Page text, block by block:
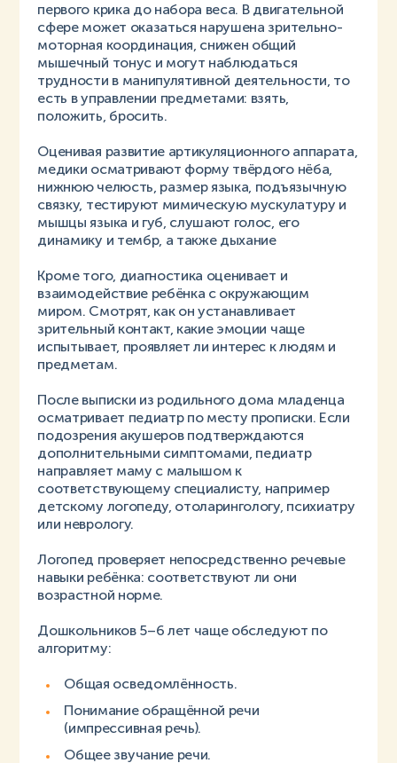
первого крика до набора веса. В двигательной
сфере может оказаться нарушена зрительно-
моторная координация, снижен общий
мышечный тонус и могут наблюдаться
трудности в манипулятивной деятельности, то
есть в управлении предметами: взять,
положить, бросить.
Оценивая развитие артикуляционного аппарата,
медики осматривают форму твёрдого нёба,
нижнюю челюсть, размер языка, подъязычную
связку, тестируют мимическую мускулатуру и
мышцы языка и губ, слушают голос, его
динамику и тембр, а также дыхание
Кроме того, диагностика оценивает и
взаимодействие ребёнка с окружающим
миром. Смотрят, как он устанавливает
зрительный контакт, какие эмоции чаще
испытывает, проявляет ли интерес к людям и
предметам.
После выписки из родильного дома младенца
осматривает педиатр по месту прописки. Если
подозрения акушеров подтверждаются
дополнительными симптомами, педиатр
направляет маму с малышом к
соответствующему специалисту, например
детскому логопеду, отоларингологу, психиатру
или неврологу.
Логопед проверяет непосредственно речевые
навыки ребёнка: соответствуют ли они
возрастной норме.
Дошкольников 5–6 лет чаще обследуют по
алгоритму:
Общая осведомлённость.
Понимание обращённой речи
(импрессивная речь).
Общее звучание речи.